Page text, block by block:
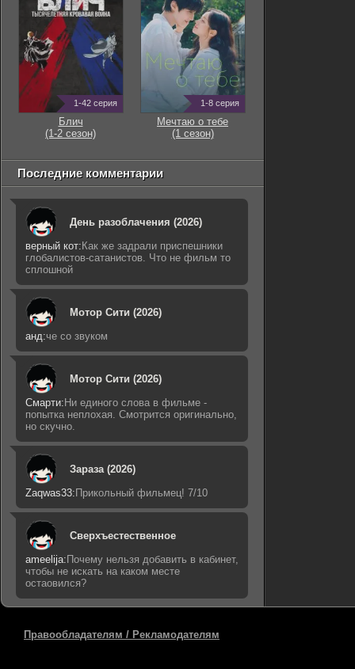
1-42 серия
Блич
(1-2 сезон)
1-8 серия
Мечтаю о тебе
(1 сезон)
Последние комментарии
День разоблачения (2026)
верный кот: Как же задрали приспешники
глобалистов-сатанистов. Что не фильм то
сплошной
Мотор Сити (2026)
анд:че со звуком
Мотор Сити (2026)
Смарти: Ни единого слова в фильме -
попытка неплохая. Смотрится оригинально,
но скучно.
Зараза (2026)
Zaqwas33: Прикольный фильмец! 7/10
Сверхъестественное
ameelija: Почему нельзя добавить в кабинет,
чтобы не искать на каком месте
остаовился?
Правообладателям / Рекламодателям